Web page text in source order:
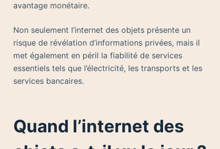
avantage monétaire.
Non seulement l’internet des objets présente un
risque de révélation d’informations privées, mais il
met également en péril la fiabilité de services
essentiels tels que l’électricité, les transports et les
services bancaires.
Quand l’internet des